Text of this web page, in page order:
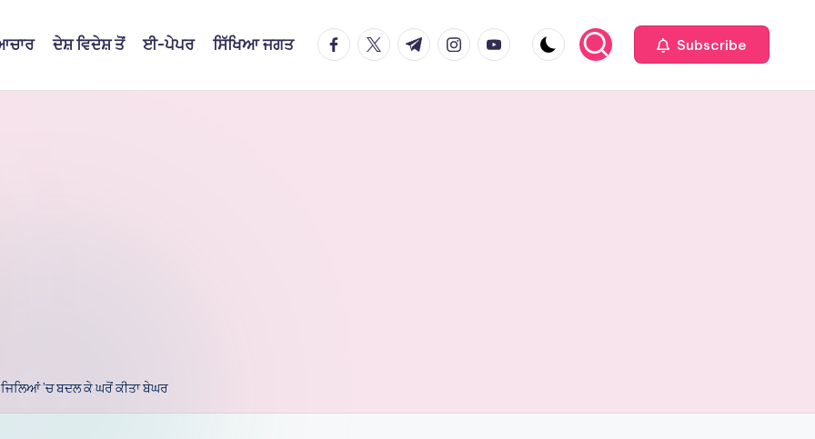
ਦੇਸ਼ ਵਿਦੇਸ਼ ਤੋਂ ਈ-ਪੇਪਰ ਸਿੱਖਿਆ ਜਗਤ facebook.com
twitter.com
t.me instagram.com
youtube.com Subscribe
’ਚ ਬਦਲ ਕੇ ਘਰੋਂ ਕੀਤਾ ਬੇਘਰ